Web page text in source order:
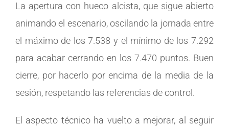
La apertura con hueco alcista, que sigue abierto
animando el escenario, oscilando la jornada entre
el máximo de los 7.538 y el mínimo de los 7.292
para acabar cerrando en los 7.470 puntos. Buen
cierre, por hacerlo por encima de la media de la
sesión, respetando las referencias de control.
El aspecto técnico ha vuelto a mejorar, al seguir